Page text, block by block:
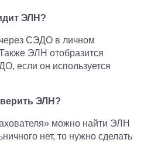
ЭЛН?
СЭДО в личном
ЭЛН отобразится
если он используется
ЭЛН?
можно найти ЭЛН
нет, то нужно сделать